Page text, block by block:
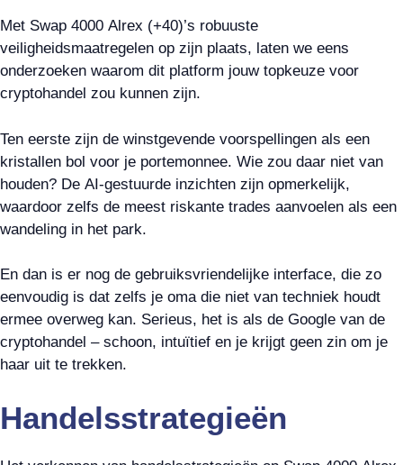
Met Swap 4000 Alrex (+40)’s robuuste
veiligheidsmaatregelen op zijn plaats, laten we eens
onderzoeken waarom dit platform jouw topkeuze voor
cryptohandel zou kunnen zijn.
Ten eerste zijn de winstgevende voorspellingen als een
kristallen bol voor je portemonnee. Wie zou daar niet van
houden? De AI-gestuurde inzichten zijn opmerkelijk,
waardoor zelfs de meest riskante trades aanvoelen als een
wandeling in het park.
En dan is er nog de gebruiksvriendelijke interface, die zo
eenvoudig is dat zelfs je oma die niet van techniek houdt
ermee overweg kan. Serieus, het is als de Google van de
cryptohandel – schoon, intuïtief en je krijgt geen zin om je
haar uit te trekken.
Handelsstrategieën